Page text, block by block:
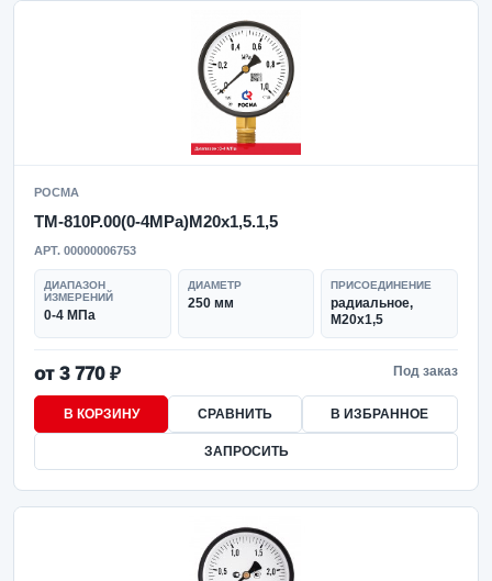
РОСМА
ТМ-810Р.00(0-4MPa)M20x1,5.1,5
АРТ. 00000006753
ДИАПАЗОН
ИЗМЕРЕНИЙ
0-4 МПа
ДИАМЕТР
250 мм
ПРИСОЕДИНЕНИЕ
радиальное,
M20x1,5
от 3 770 ₽ Под заказ
В КОРЗИНУ СРАВНИТЬ В ИЗБРАННОЕ
ЗАПРОСИТЬ